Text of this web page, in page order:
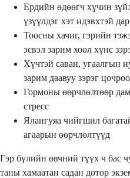
Ердийн өдөөгч хүчин
үзүүлдэг хэт идэвхтэй
Тоосны хачиг, гэрийн
эсвэл зарим хоол хүнс
Хүчтэй саван, угаалгын
зарим даавуу зэрэг
Гормоны өөрчлөлтөөр
стресс
Ялангуяа чийгшил
агаарын өөрчлөлтүүд
Гэр бүлийн өвчний түүх ч бас
таны хамаатан садан дотор